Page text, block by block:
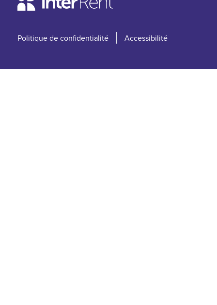
Politique de confidentialité Accessibilité